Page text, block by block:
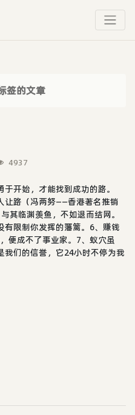
签的文章
4937
开始，才能找到成功的路。
让路（冯两努——香港著名推销
其临渊羡鱼，不如退而结网。
有限制你发挥的藩篱。6、赚钱
便成不了事业家。7、蚁穴虽
们的信誉，它24小时不停为我